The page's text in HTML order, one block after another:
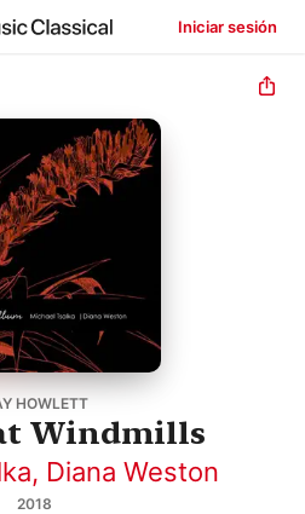
Iniciar sesión
HOWLETT
Windmills
, Diana Weston
2018